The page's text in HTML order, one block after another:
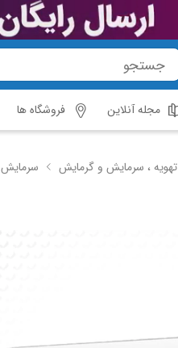
مجله آنلاین فروشگاه ها
تهویه ، سرمایش و گرمایش سرمایش